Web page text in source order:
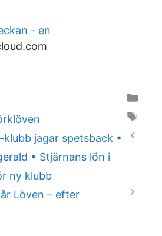
- en
klubb jagar spetsback •
• Stjärnans lön i
ny klubb
Löven – efter